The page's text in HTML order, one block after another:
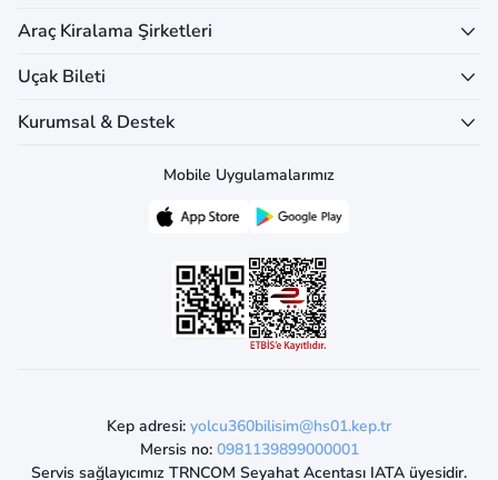
Araç Kiralama Şirketleri
Uçak Bileti
Kurumsal & Destek
Mobile Uygulamalarımız
Kep adresi: yolcu360bilisim@hs01.kep.tr
Mersis no: 0981139899000001
Servis sağlayıcımız TRNCOM Seyahat Acentası IATA üyesidir.